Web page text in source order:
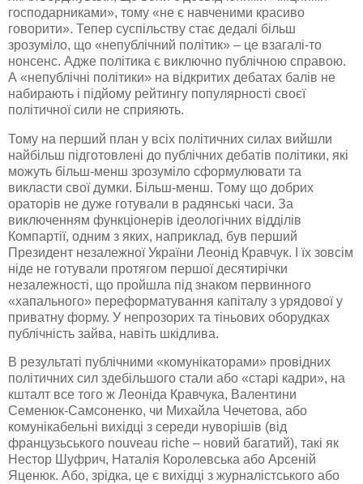
господарниками», тому «не є навченими красиво
говорити». Тепер суспільству стає дедалі більш
зрозуміло, що «непублічний політик» – це взагалі-то
нонсенс. Адже політика є виключно публічною справою.
А «непублічні політики» на відкритих дебатах балів не
набирають і підйому рейтингу популярності своєї
політичної сили не сприяють.
Тому на перший план у всіх політичних силах вийшли
найбільш підготовлені до публічних дебатів політики, які
можуть більш-менш зрозуміло сформулювати та
викласти свої думки. Більш-менш. Тому що добрих
ораторів не дуже готували в радянські часи. За
виключенням функціонерів ідеологічних відділів
Компартії, одним з яких, наприклад, був перший
Президент незалежної України Леонід Кравчук. І їх зовсім
ніде не готували протягом першої десятирічки
незалежності, що пройшла під знаком первинного
«хапального» переформатування капіталу з урядової у
приватну форму. У непрозорих та тіньових оборудках
публічність зайва, навіть шкідлива.
В результаті публічними «комунікаторами» провідних
політичних сил здебільшого стали або «старі кадри», на
кшталт все того ж Леоніда Кравчука, Валентини
Семенюк-Самсоненко, чи Михайла Чечетова, або
комунікабельні вихідці з середи нуворішів (від
французьського nouveau riche – новий багатий), такі як
Нестор Шуфрич, Наталія Королевська або Арсеній
Яценюк. Або, зрідка, це є вихідці з журналістського або